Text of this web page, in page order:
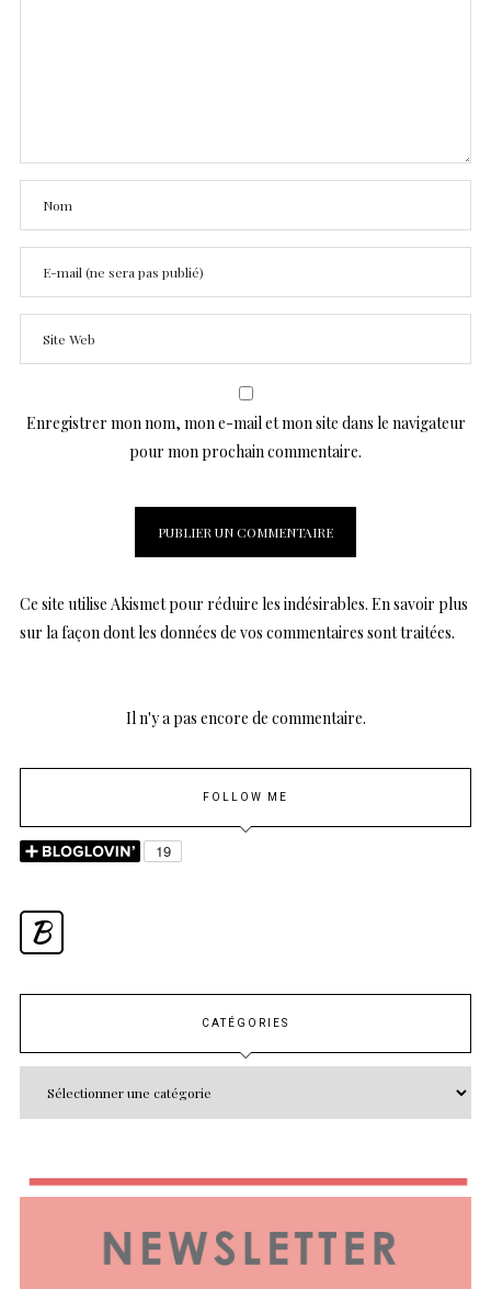
Enregistrer mon nom, mon e-mail et mon site dans le navigateur
pour mon prochain commentaire.
Ce site utilise Akismet pour réduire les indésirables. En savoir plus
sur la façon dont les données de vos commentaires sont traitées.
Il n'y a pas encore de commentaire.
FOLLOW ME
B
CATÉGORIES